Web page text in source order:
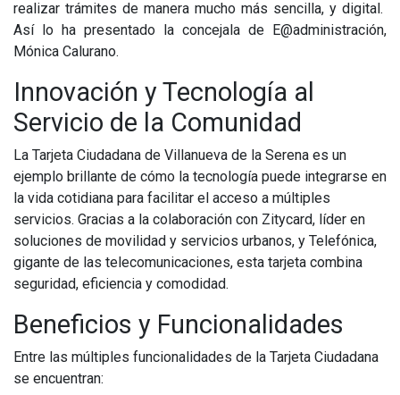
realizar trámites de manera mucho más sencilla, y digital.
Así lo ha presentado la concejala de E@administración,
Mónica Calurano.
Innovación y Tecnología al
Servicio de la Comunidad
La Tarjeta Ciudadana de Villanueva de la Serena es un
ejemplo brillante de cómo la tecnología puede integrarse en
la vida cotidiana para facilitar el acceso a múltiples
servicios. Gracias a la colaboración con Zitycard, líder en
soluciones de movilidad y servicios urbanos, y Telefónica,
gigante de las telecomunicaciones, esta tarjeta combina
seguridad, eficiencia y comodidad.
Beneficios y Funcionalidades
Entre las múltiples funcionalidades de la Tarjeta Ciudadana
se encuentran: